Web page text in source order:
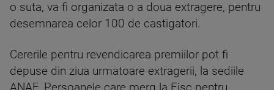
o suta, va fi organizata o a doua extragere, pentru
desemnarea celor 100 de castigatori.
Cererile pentru revendicarea premiilor pot fi
depuse din ziua urmatoare extragerii, la sediile